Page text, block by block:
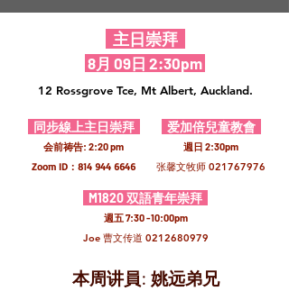
以琳靈糧堂
Elim Bread of Life Christian
Church
主日崇拜
8月 09日 2:30pm
12 Rossgrove Tce, Mt Albert, Auckland.
同步線上主日崇拜
会前祷告: 2:20 pm
Zoom ID：814 944 6646
爱加倍兒童教會
週日 2:30pm
张馨文牧师​ 021767976
M1820 双語青年崇拜
週五 7:30 -10:00pm
Joe 曹文传道 0212680979
本周讲員: 姚远弟兄